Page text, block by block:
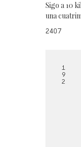
Sigo a 10
una
2407
1
9
2